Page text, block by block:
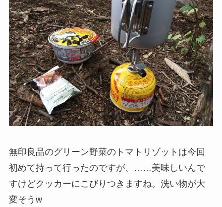
無印良品のグリーン野菜のトマトリゾットは今回
初めて持って行ったのですが、……美味しいんで
すけどクッカーにこびりつきますね。洗い物が大
変そうw